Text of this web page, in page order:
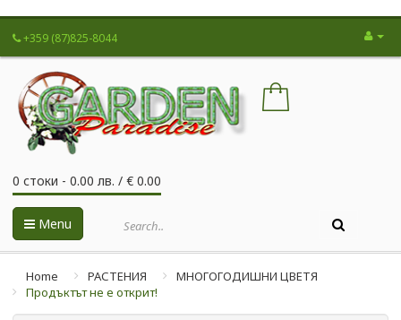
+359 (87)825-8044
0 стоки - 0.00 лв. / € 0.00
Menu
Home РАСТЕНИЯ
МНОГОГОДИШНИ ЦВЕТЯ
Продъктът не е открит!